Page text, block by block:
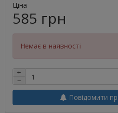
Ціна
585 грн
Немає в наявності
+
−
Повідомити